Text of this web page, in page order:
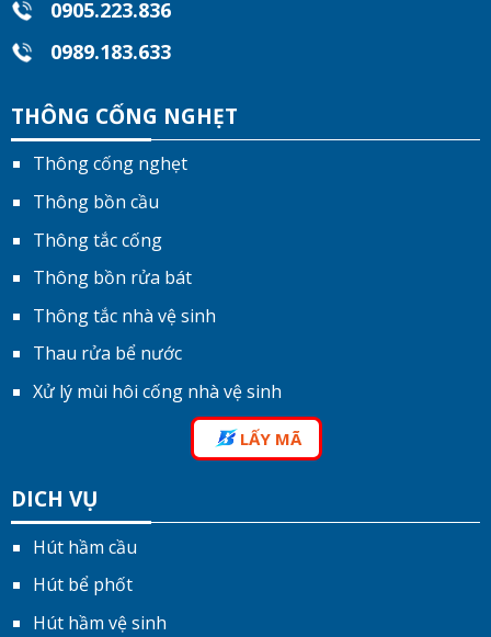
0905.223.836
0989.183.633
THÔNG CỐNG NGHẸT
Thông cống nghẹt
Thông bồn cầu
Thông tắc cống
Thông bồn rửa bát
Thông tắc nhà vệ sinh
Thau rửa bể nước
Xử lý mùi hôi cống nhà vệ sinh
LẤY MÃ
DICH VỤ
Hút hầm cầu
Hút bể phốt
Hút hầm vệ sinh